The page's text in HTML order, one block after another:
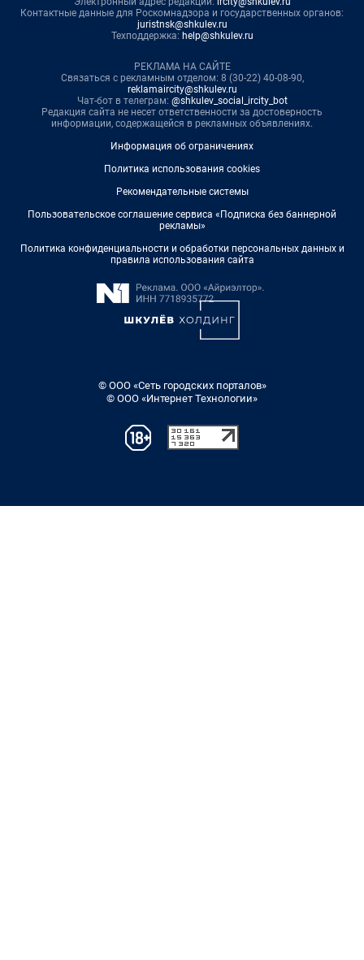
Контактные данные для Роскомнадзора и государственных органов:
juristnsk@shkulev.ru
Техподдержка: help@shkulev.ru
РЕКЛАМА НА САЙТЕ
Связаться с рекламным отделом: 8 (30-22) 40-08-90,
reklamaircity@shkulev.ru
Чат-бот в телеграм: @shkulev_social_ircity_bot
Редакция сайта не несет ответственности за достоверность
информации, содержащейся в рекламных объявлениях.
Информация об ограничениях
Политика использования cookies
Рекомендательные системы
Пользовательское соглашение сервиса «Подписка без баннерной
рекламы»
Политика конфиденциальности и обработки персональных данных и
правила использования сайта
© ООО «Сеть городских порталов»
© ООО «Интернет Технологии»